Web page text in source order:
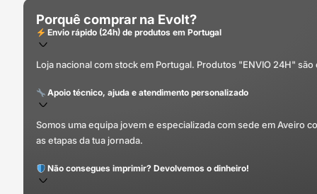
Porquê comprar na Evolt?
Envio rápido (24h) de produtos em Portugal
Loja nacional com stock em Portugal. Produtos "ENVIO 24H"
Apoio técnico, ajuda e atendimento personalizado
Somos uma equipa jovem e especializada com sede em Aveiro
as etapas da tua jornada.
Não consegues imprimir? Devolvemos o dinheiro!